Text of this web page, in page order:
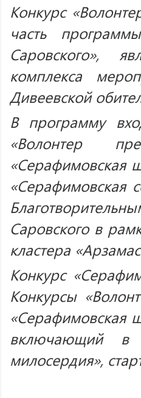
Конкурс
часть
Саровского»,
комплекса
Дивеевской
В программу
«Волонтер
«Серафимовская
«Серафимовская
Саровского в
кластера
Конкурс
Конкурсы
«Серафимовская
включающий в
милосердия»,